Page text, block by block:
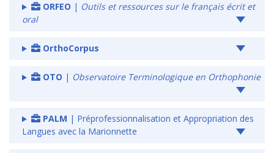
ORFEO | Outils et ressources sur le français écrit et
oral
OrthoCorpus
OTO | Observatoire Terminologique en Orthophonie
PALM | Préprofessionnalisation et Appropriation des
Langues avec la Marionnette